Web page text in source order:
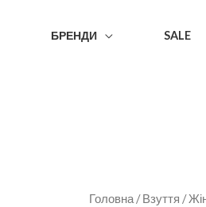
БРЕНДИ SALE
Головна /Взуття /